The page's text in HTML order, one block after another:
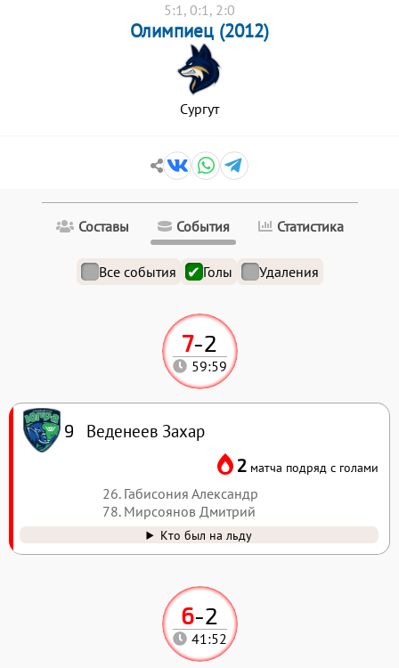
5:1, 0:1, 2:0
Олимпиец (2012)
Сургут
Составы События Статистика
Все события Голы Удаления
6-2
41:52
7-2
59:59
9 Веденеев Захар
2 матча подряд с голами
26. Габисония Александр
78. Мирсоянов Дмитрий
Кто был на льду